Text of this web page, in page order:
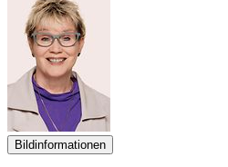
Bildinformationen